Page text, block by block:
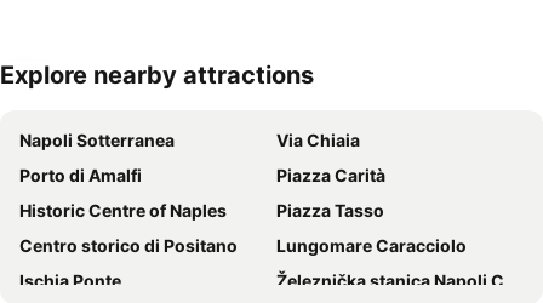
Explore nearby attractions
Napoli Sotterranea
Via Chiaia
Porto di Amalfi
Piazza Carità
Historic Centre of Naples
Piazza Tasso
Centro storico di Positano
Lungomare Caracciolo
Ischia Ponte
Železnička stanica Napoli Centrale